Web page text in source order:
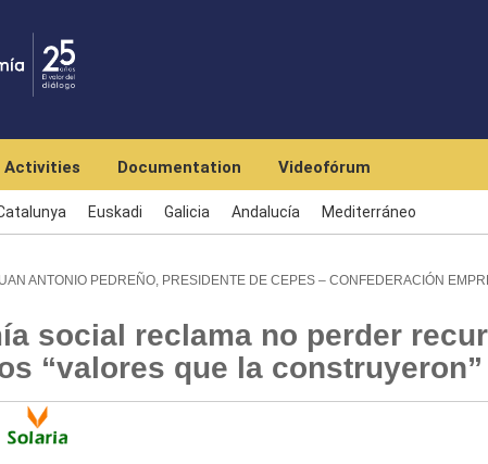
Activities Documentation Videofórum
Euskadi Galicia Andalucía Mediterráneo
ANTONIO PEDREÑO, PRESIDENTE DE CEPES – CONFEDERACIÓN
social reclama no perder
“valores que la construyeron”